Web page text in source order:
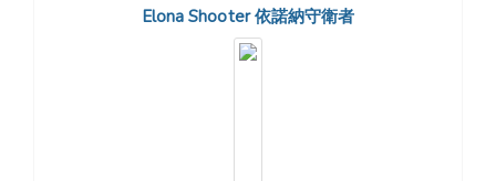
Elona Shooter 依諾納守衛者